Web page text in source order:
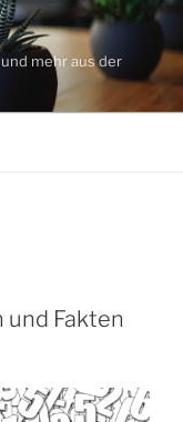
mehr aus der
und Fakten